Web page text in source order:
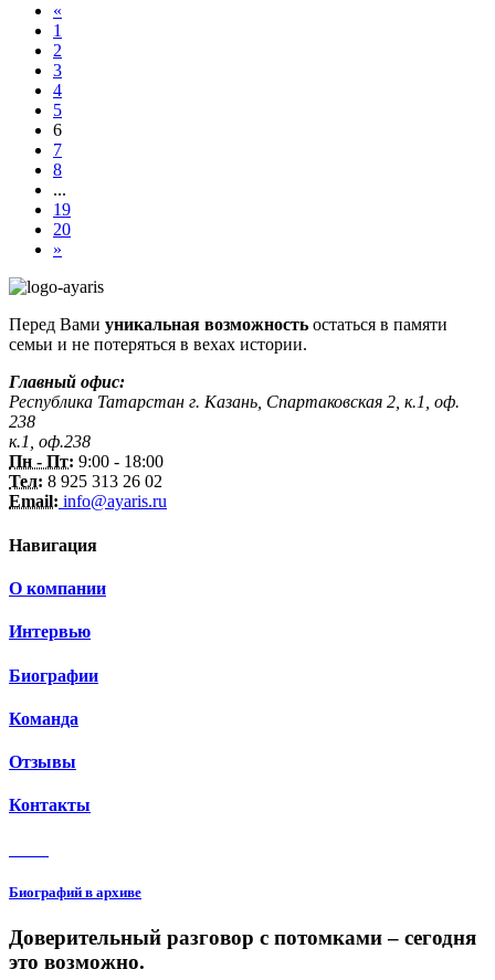
«
1
2
3
4
5
6
7
8
...
19
20
»
Перед Вами уникальная возможность остаться в памяти
семьи и не потеряться в вехах истории.
Главный офис:
Республика Татарстан г. Казань, Спартаковская 2, к.1, оф.
238
к.1, оф.238
Пн - Пт: 9:00 - 18:00
Тел: 8 925 313 26 02
Email: info@ayaris.ru
Навигация
О компании
Интервью
Биографии
Команда
Отзывы
Контакты
Биографий в архиве
Доверительный разговор с потомками – сегодня
это возможно.